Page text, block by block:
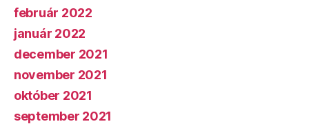
február 2022
január 2022
december 2021
november 2021
október 2021
september 2021